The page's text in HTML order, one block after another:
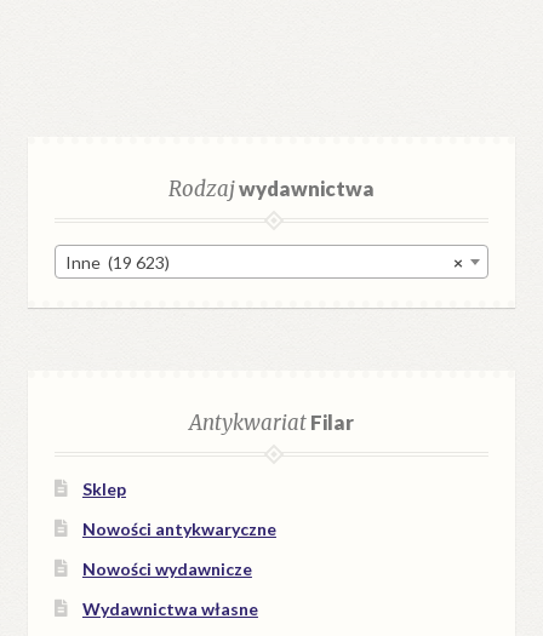
Rodzajwydawnictwa
×
Inne (19 623)
AntykwariatFilar
Sklep
Nowości antykwaryczne
Nowości wydawnicze
Wydawnictwa własne